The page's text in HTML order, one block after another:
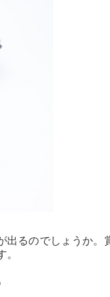
出るのでしょうか。